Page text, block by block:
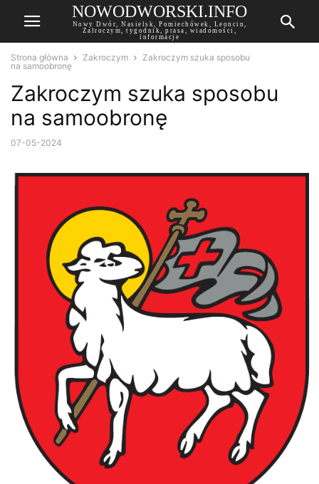
NOWODWORSKI.INFO
Nowy Dwór, Nasielsk, Pomiechówek, Leoncin,
Zalroczym, tygodnik, prasa, wiadomości,
informacje
Strona główna Zakroczym
Zakroczym szuka sposobu
na samoobronę
Zakroczym szuka sposobu
na samoobronę
07-05-2024